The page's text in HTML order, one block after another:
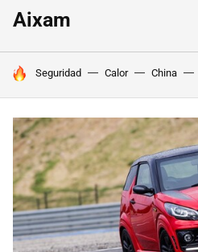
Aixam
HOY SE HABLA DE
Seguridad Calor China